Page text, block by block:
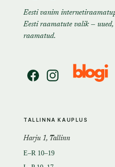
Eesti vanim
Eesti raamatute valik —
raamatud.
TALLINNA KAUPLUS
Harju 1, Tallinn
E–R 10–19